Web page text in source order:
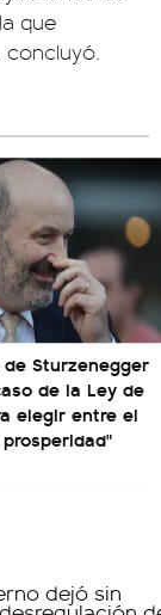
que
concluyó.
Sturzenegger
de la Ley de
elegir entre el